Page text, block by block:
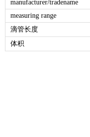
manufacturer/tradename
measuring range
滴管长度
体积